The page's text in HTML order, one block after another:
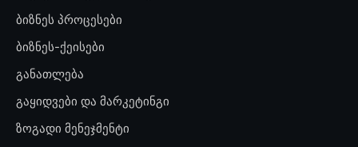
ბიზნეს პროცესები
ბიზნეს-ქეისები
განათლება
გაყიდვები და მარკეტინგი
ზოგადი მენეჯმენტი